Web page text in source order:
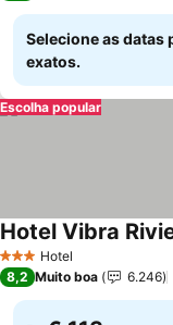
Selecione as datas
exatos.
Escolha popular
3 EstrelasHotel
Hotel Vibra
8,2 Muito boa 6.246